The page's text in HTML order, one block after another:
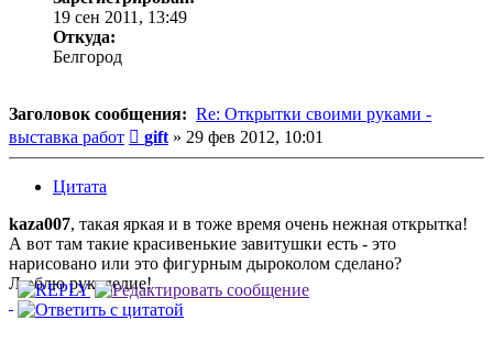
19 сен 2011, 13:49
Откуда:
Белгород
Заголовок сообщения: Re: Открытки своими руками -
выставка работ
Сообщение
gift » 29 фев 2012, 10:01
Цитата
kaza007, такая яркая и в тоже время очень нежная открытка!
А вот там такие красивенькие завитушки есть - это
нарисовано или это фигурным дыроколом сделано?
Люблю рукоделие!